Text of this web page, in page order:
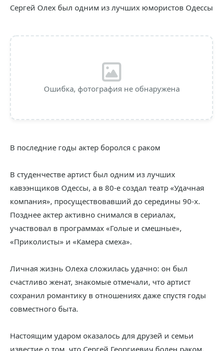
Сергей Олех был одним из лучших юмористов Одессы
Ошибка, фотография не обнаружена
В последние годы актер боролся с раком
В студенчестве артист был одним из лучших
кавээнщиков Одессы, а в 80-е создал театр «Удачная
компания», просуществовавший до середины 90-х.
Позднее актер активно снимался в сериалах,
участвовал в программах «Голые и смешные»,
«Приколисты» и «Камера смеха».
Личная жизнь Олеха сложилась удачно: он был
счастливо женат, знакомые отмечали, что артист
сохранил романтику в отношениях даже спустя годы
совместного быта.
Настоящим ударом оказалось для друзей и семьи
известие о том, что Сергей Георгиевич болен раком.